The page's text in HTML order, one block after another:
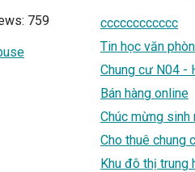
759
cccccccccccc
Tin học văn
Chung cư N04 -
Bán hàng online
Chúc mừng sinh
Cho thuê chung
Khu đô thị trung